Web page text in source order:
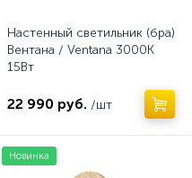
112
9
Настенный светильник (бра)
Вентана / Ventana 3000К
15Вт
22 990 руб. /шт
Новинка